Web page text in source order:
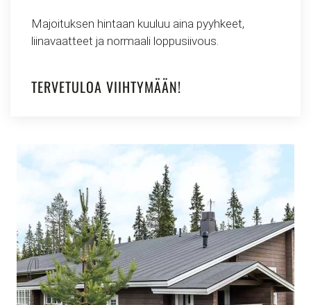
Majoituksen hintaan kuuluu aina pyyhkeet,
liinavaatteet ja normaali loppusiivous.
TERVETULOA VIIHTYMÄÄN!